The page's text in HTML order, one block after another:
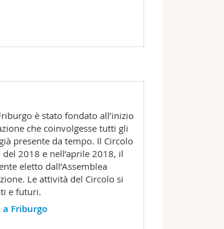
è stato fondato all’inizio
che coinvolgesse tutti gli
presente da tempo. Il Circolo
2018 e nell’aprile 2018, il
eletto dall’Assemblea
Le attività del Circolo si
e futuri.
Friburgo